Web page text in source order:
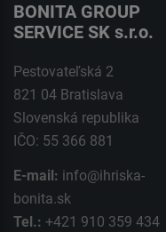
BONITA GROUP
SERVICE SK s.r.o.
Pestovateľská 2
821 04 Bratislava
Slovenská republika
IČO: 55 366 881
E-mail: info@ihriska-
bonita.sk
Tel.: +421 910 359 434